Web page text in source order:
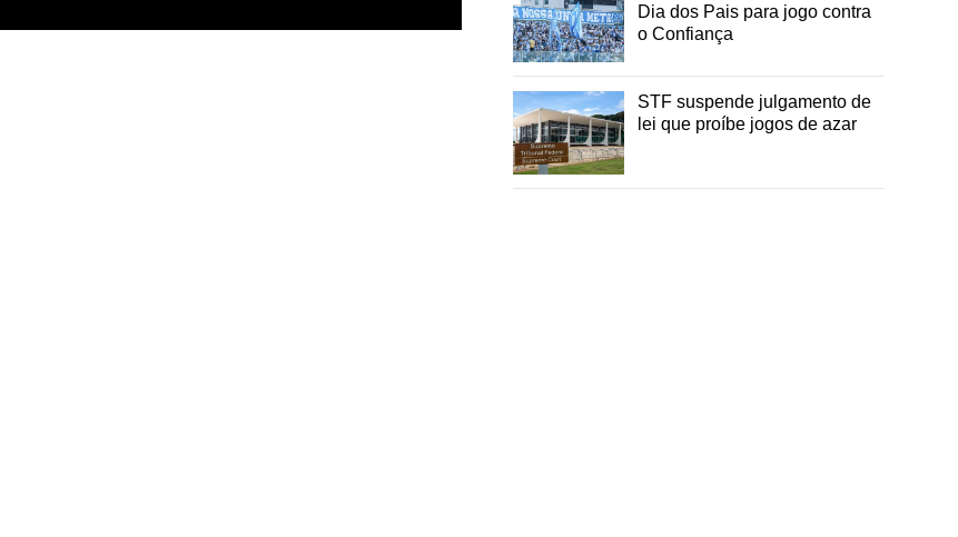
Dia dos Pais para jogo contra
o Confiança
STF suspende julgamento de
lei que proíbe jogos de azar